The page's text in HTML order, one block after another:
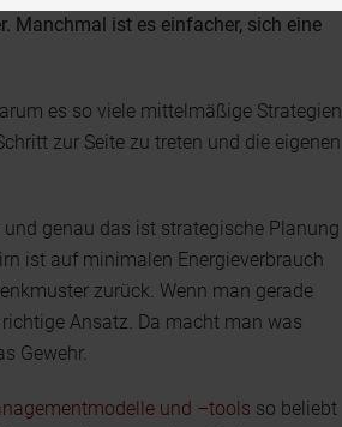
Manchmal ist es einfacher, sich eine
es so viele mittelmäßige Strategien
zur Seite zu treten und die eigenen
genau das ist strategische Planung
ist auf minimalen Energieverbrauch
zurück. Wenn man gerade
Ansatz. Da macht man was
Gewehr.
und –tools so beliebt